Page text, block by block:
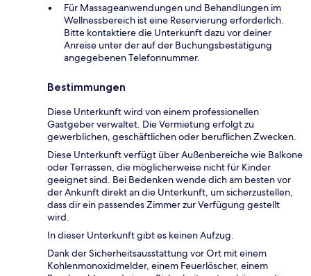
Für Massageanwendungen und Behandlungen im
Wellnessbereich ist eine Reservierung erforderlich.
Bitte kontaktiere die Unterkunft dazu vor deiner
Anreise unter der auf der Buchungsbestätigung
angegebenen Telefonnummer.
Bestimmungen
Diese Unterkunft wird von einem professionellen
Gastgeber verwaltet. Die Vermietung erfolgt zu
gewerblichen, geschäftlichen oder beruflichen Zwecken.
Diese Unterkunft verfügt über Außenbereiche wie Balkone
oder Terrassen, die möglicherweise nicht für Kinder
geeignet sind. Bei Bedenken wende dich am besten vor
der Ankunft direkt an die Unterkunft, um sicherzustellen,
dass dir ein passendes Zimmer zur Verfügung gestellt
wird.
In dieser Unterkunft gibt es keinen Aufzug.
Dank der Sicherheitsausstattung vor Ort mit einem
Kohlenmonoxidmelder, einem Feuerlöscher, einem